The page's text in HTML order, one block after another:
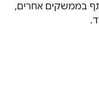
בממשקים אחרים,